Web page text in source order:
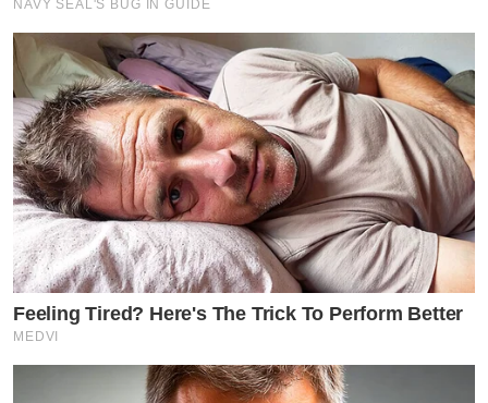
NAVY SEAL'S BUG IN GUIDE
Feeling Tired? Here's The Trick To Perform Better
MEDVI